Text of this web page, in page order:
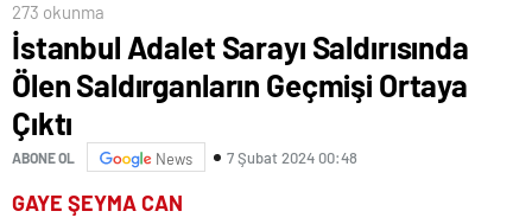
273 okunma
İstanbul Adalet Sarayı Saldırısında
Ölen Saldırganların Geçmişi Ortaya
Çıktı
ABONE OL News 7 Şubat 2024 00:48
GAYE ŞEYMA CAN